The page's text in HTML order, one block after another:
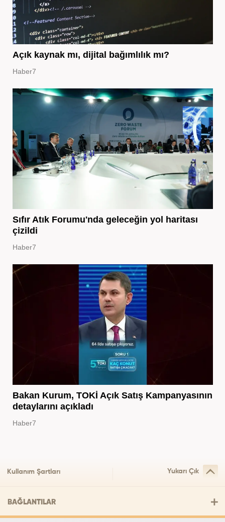
Açık kaynak mı, dijital bağımlılık mı?
Haber7
Sıfır Atık Forumu'nda geleceğin yol haritası
çizildi
Haber7
Bakan Kurum, TOKİ Açık Satış Kampanyasının
detaylarını açıkladı
Haber7
Kullanım Şartları Yukarı Çık
BAĞLANTILAR